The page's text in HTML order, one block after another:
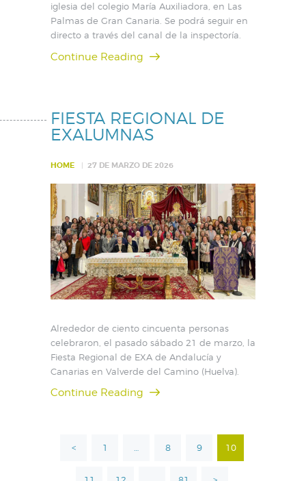
iglesia del colegio María Auxiliadora, en Las
Palmas de Gran Canaria. Se podrá seguir en
directo a través del canal de la inspectoría.
Continue Reading
FIESTA REGIONAL DE
EXALUMNAS
HOME 27 DE MARZO DE 2026
Alrededor de ciento cincuenta personas
celebraron, el pasado sábado 21 de marzo, la
Fiesta Regional de EXA de Andalucía y
Canarias en Valverde del Camino (Huelva).
Continue Reading
< PAGE
1 PAGE
8 PAGE
9 PAGE
10